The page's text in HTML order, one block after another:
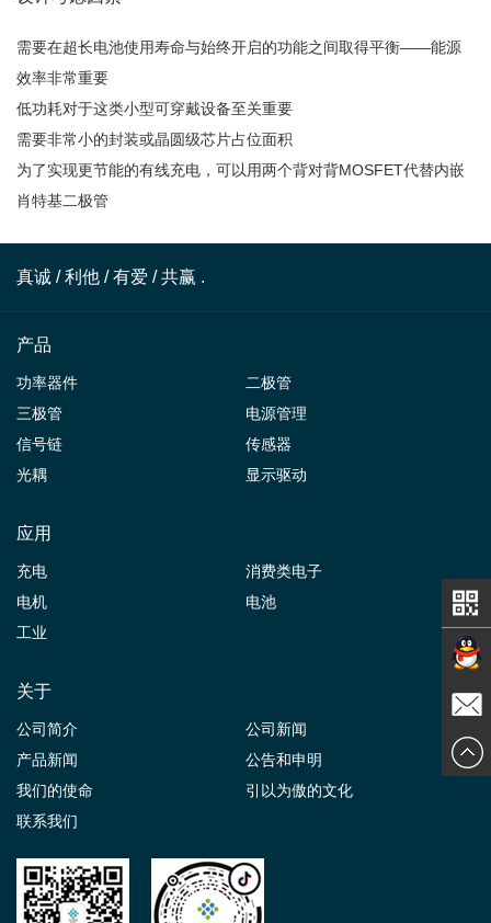
需要在超长电池使用寿命与始终开启的功能之间取得平衡——能源
效率非常重要
低功耗对于这类小型可穿戴设备至关重要
需要非常小的封装或晶圆级芯片占位面积
为了实现更节能的有线充电，可以用两个背对背MOSFET代替内嵌
肖特基二极管
真诚 / 利他 / 有爱 / 共赢 .
产品
功率器件
二极管
三极管
电源管理
信号链
传感器
光耦
显示驱动
应用
充电
消费类电子
电机
电池
工业
关于
公司简介
公司新闻
产品新闻
公告和申明
我们的使命
引以为傲的文化
联系我们
在线交
谈
发送邮